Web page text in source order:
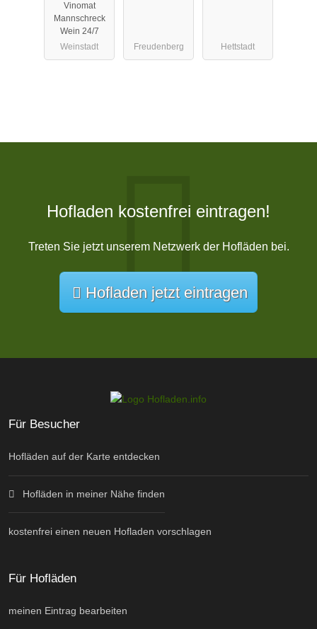
(Weinautom
at)
Vinomat
Mannschreck
Wein 24/7
Weinstadt
Freudenberg Hettstadt
Hofladen kostenfrei eintragen!
Treten Sie jetzt unserem Netzwerk der Hofläden bei.
Hofladen jetzt eintragen
Für Besucher
Hofläden auf der Karte entdecken
Hofläden in meiner Nähe finden
kostenfrei einen neuen Hofladen vorschlagen
Für Hofläden
meinen Eintrag bearbeiten